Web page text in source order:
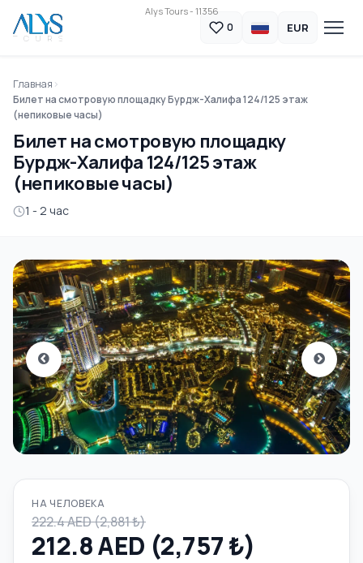
Alys Tours - 11356
0 EUR
Главная
Билет на смотровую площадку Бурдж-Халифа 124/125 этаж
(непиковые часы)
Билет на смотровую площадку
Бурдж-Халифа 124/125 этаж
(непиковые часы)
1 - 2 час
НА ЧЕЛОВЕКА
222.4 AED (2,881 ₺)
212.8 AED (2,757 ₺)